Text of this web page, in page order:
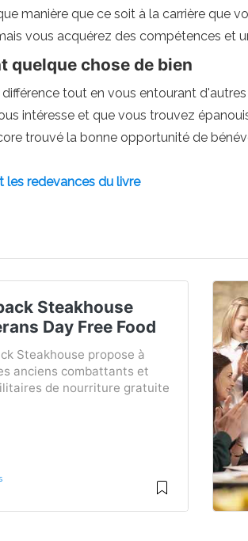
manière que ce soit à la carrière que
vous acquérez des compétences et
quelque chose de bien
tout en vous entourant
intéresse et que vous trouvez
trouvé la bonne opportunité de
redevances du livre
Steakhouse
Day Free Food
Steakhouse propose à
anciens combattants et
de nourriture gratuite